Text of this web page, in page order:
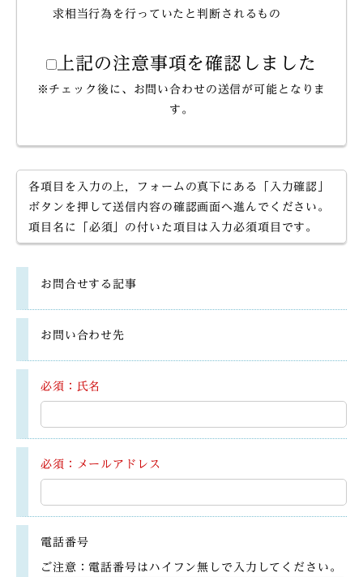
求相当行為を行っていたと判断されるもの
上記の注意事項を確認しました
※チェック後に、お問い合わせの送信が可能となりま
す。
各項目を入力の上，フォームの真下にある「入力確認」
ボタンを押して送信内容の確認画面へ進んでください。
項目名に「必須」の付いた項目は入力必須項目です。
お問合せする記事
お問い合わせ先
必須：氏名
必須：メールアドレス
電話番号
ご注意：電話番号はハイフン無しで入力してください。